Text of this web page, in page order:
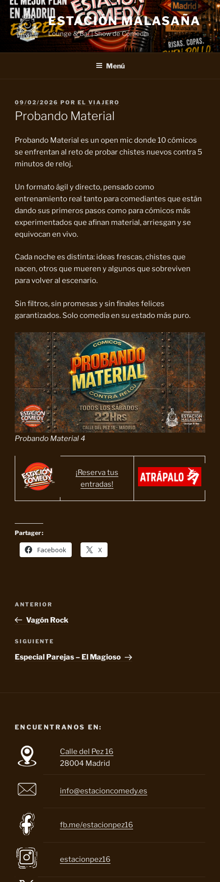
Saltar
contenido
ESTACIÓN MALASAÑA
Lounge & Bar | Show de Comedia
Menú
PUBLICADO
EL
09/02/2026 POR EL VIAJERO
Probando Material
Probando Material es un open mic donde 10 cómicos
se enfrentan al reto de probar chistes nuevos contra 5
minutos de reloj.
Un formato ágil y directo, pensado como
entrenamiento real tanto para comediantes que están
dando sus primeros pasos como para cómicos más
experimentados que afinan material, arriesgan y se
equivocan en vivo.
Cada noche es distinta: ideas frescas, chistes que
nacen, otros que mueren y algunos que sobreviven
para volver al escenario.
Sin filtros, sin promesas y sin finales felices
garantizados. Solo comedia en su estado más puro.
Probando Material 4
¡Reserva tus
entradas!
Partager :
Facebook X
entradas
Entrada
anterior:
ANTERIOR
Vagón Rock
Siguiente
entrada
SIGUIENTE
Especial Parejas – El Magioso
ENCUENTRANOS EN:
Calle del Pez 16
28004 Madrid
info@estacioncomedy.es
fb.me/estacionpez16
estacionpez16